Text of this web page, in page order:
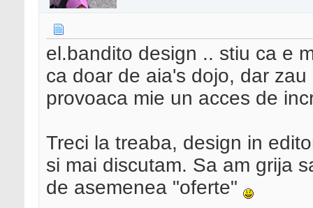
el.bandito design .. stiu ca e
ca doar de aia's dojo, dar
provoaca mie un acces de
Treci la treaba, design in
si mai discutam. Sa am grija
de asemenea "oferte"